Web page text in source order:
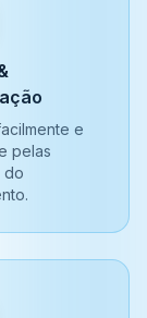
e
pelas
do